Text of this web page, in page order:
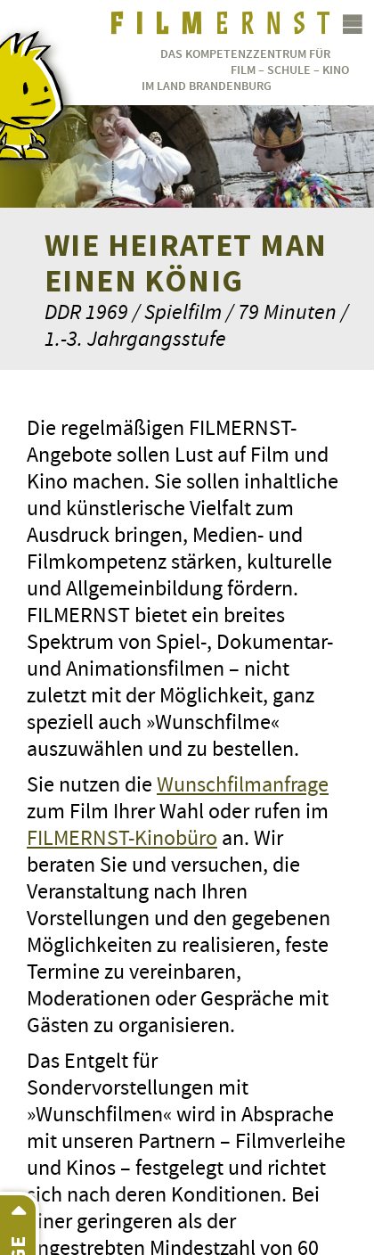
DAS KOMPETENZZENTRUM FÜR
FILM – SCHULE – KINO
IM LAND BRANDENBURG
WIE HEIRATET MAN
EINEN KÖNIG
DDR 1969 / Spielfilm / 79 Minuten /
1.-3. Jahrgangsstufe
Die regelmäßigen FILMERNST-
Angebote sollen Lust auf Film und
Kino machen. Sie sollen inhaltliche
und künstlerische Vielfalt zum
Ausdruck bringen, Medien- und
Filmkompetenz stärken, kulturelle
und Allgemeinbildung fördern.
FILMERNST bietet ein breites
Spektrum von Spiel-, Dokumentar-
und Animationsfilmen – nicht
zuletzt mit der Möglichkeit, ganz
speziell auch »Wunschfilme«
auszuwählen und zu bestellen.
Sie nutzen dieWunschfilmanfrage
zum Film Ihrer Wahl oder rufen im
FILMERNST-Kinobüro an. Wir
beraten Sie und versuchen, die
Veranstaltung nach Ihren
Vorstellungen und den gegebenen
Möglichkeiten zu realisieren, feste
Termine zu vereinbaren,
Moderationen oder Gespräche mit
Gästen zu organisieren.
Das Entgelt für
Sondervorstellungen mit
»Wunschfilmen« wird in Absprache
mit unseren Partnern – Filmverleihe
und Kinos – festgelegt und richtet
sich nach deren Konditionen. Bei
einer geringeren als der
angestrebten Mindestzahl von 60